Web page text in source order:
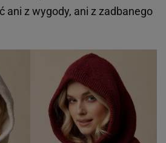
ani z wygody, ani z zadbanego